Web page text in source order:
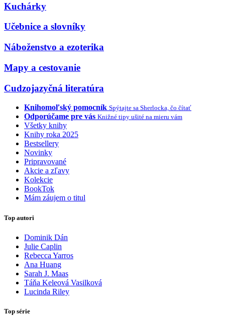
Kuchárky
Učebnice a slovníky
Náboženstvo a ezoterika
Mapy a cestovanie
Cudzojazyčná literatúra
Knihomoľský pomocník Spýtajte sa Sherlocka, čo čítať
Odporúčame pre vás Knižné tipy ušité na mieru vám
Všetky knihy
Knihy roka 2025
Bestsellery
Novinky
Pripravované
Akcie a zľavy
Kolekcie
BookTok
Mám záujem o titul
Top autori
Dominik Dán
Julie Caplin
Rebecca Yarros
Ana Huang
Sarah J. Maas
Táňa Keleová Vasilková
Lucinda Riley
Top série